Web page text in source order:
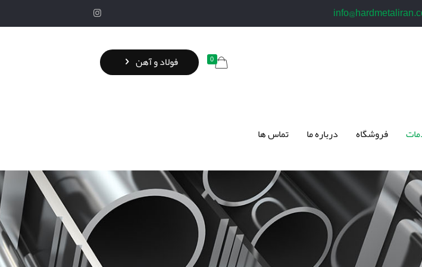
فروشگاه درباره ما تماس ها
0 فولاد و آهن